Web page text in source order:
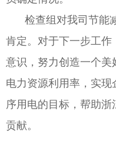
检查组对我司节能
肯定。对于下一步工
意识，努力创造一个
电力资源利用率，实
序用电的目标，帮助
贡献。